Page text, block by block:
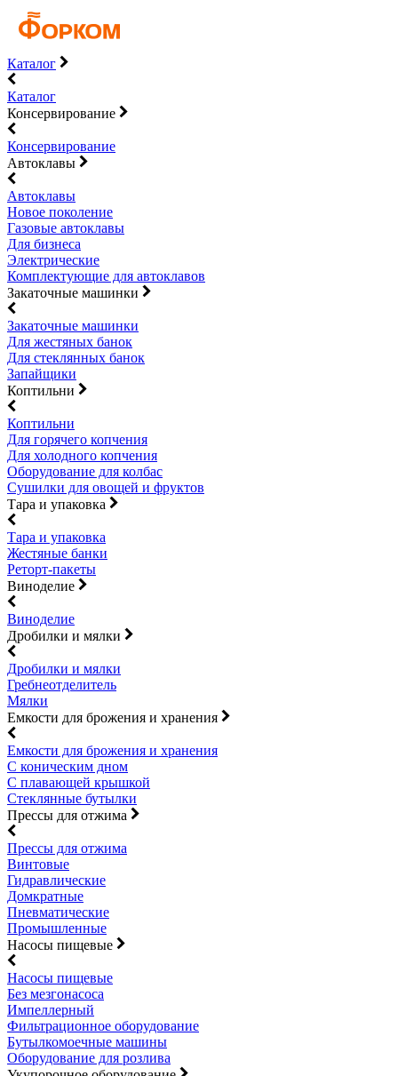
Каталог
Каталог
Консервирование
Консервирование
Автоклавы
Автоклавы
Новое поколение
Газовые автоклавы
Для бизнеса
Электрические
Комплектующие для автоклавов
Закаточные машинки
Закаточные машинки
Для жестяных банок
Для стеклянных банок
Запайщики
Коптильни
Коптильни
Для горячего копчения
Для холодного копчения
Оборудование для колбас
Сушилки для овощей и фруктов
Тара и упаковка
Тара и упаковка
Жестяные банки
Реторт-пакеты
Виноделие
Виноделие
Дробилки и мялки
Дробилки и мялки
Гребнеотделитель
Мялки
Емкости для брожения и хранения
Емкости для брожения и хранения
С коническим дном
С плавающей крышкой
Стеклянные бутылки
Прессы для отжима
Прессы для отжима
Винтовые
Гидравлические
Домкратные
Пневматические
Промышленные
Насосы пищевые
Насосы пищевые
Без мезгонасоса
Импеллерный
Фильтрационное оборудование
Бутылкомоечные машины
Оборудование для розлива